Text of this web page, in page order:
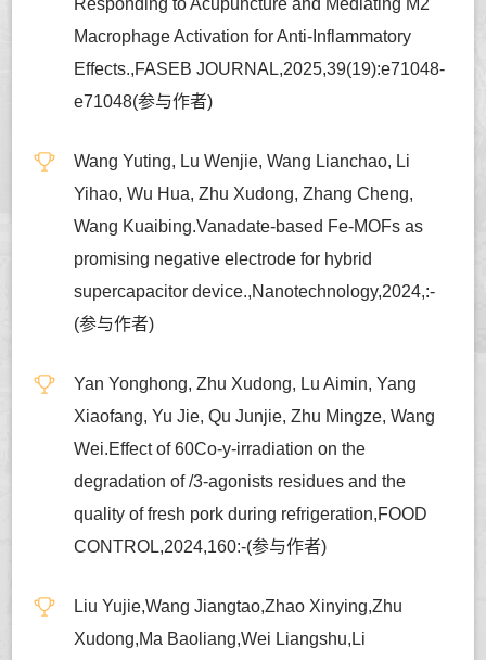
Macrophage Activation for Anti-Inflammatory
Effects.,FASEB JOURNAL,2025,39(19):e71048-
e71048(参与作者)
Wang Yuting, Lu Wenjie, Wang Lianchao, Li
Yihao, Wu Hua, Zhu Xudong, Zhang Cheng,
Wang Kuaibing.Vanadate-based Fe-MOFs as
promising negative electrode for hybrid
supercapacitor device.,Nanotechnology,2024,:-
(参与作者)
Yan Yonghong, Zhu Xudong, Lu Aimin, Yang
Xiaofang, Yu Jie, Qu Junjie, Zhu Mingze, Wang
Wei.Effect of 60Co-y-irradiation on the
degradation of /3-agonists residues and the
quality of fresh pork during refrigeration,FOOD
CONTROL,2024,160:-(参与作者)
Liu Yujie,Wang Jiangtao,Zhao Xinying,Zhu
Xudong,Ma Baoliang,Wei Liangshu,Li